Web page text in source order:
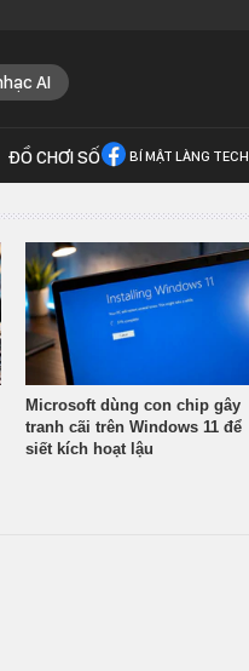
AI
ĐỒ CHƠI SỐ BÍ MẬT LÀNG TECH
Microsoft dùng con chip gây
tranh cãi trên Windows 11 để
siết kích hoạt lậu